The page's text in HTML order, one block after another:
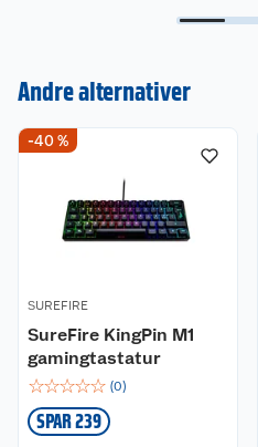
Andre alternativer
-40 %
SUREFIRE
SureFire KingPin M1
gamingtastatur
☆☆☆☆☆ (0)
SPAR 239
Om oss
Våre butikker
Coop kjeder
Ledige stillinger
Kontakt oss
Angre- og returrett
Reklamasjon og garanti
Betalingsalternativer
Leveringsalternativer
Åpent kjøp